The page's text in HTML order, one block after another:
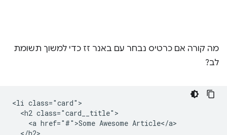
מה קורה אם כרטיס נבחר עם באנר זז כדי למשוך תשומת
לב?
<li class="card">
  <h2 class="card__title">
    <a href="#">Some Awesome Article</a>